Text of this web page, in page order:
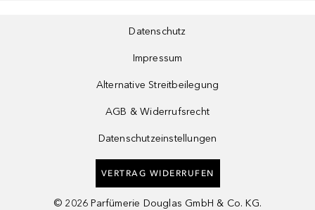
Datenschutz
Impressum
Alternative Streitbeilegung
AGB & Widerrufsrecht
Datenschutzeinstellungen
VERTRAG WIDERRUFEN
© 2026 Parfümerie Douglas GmbH & Co. KG.